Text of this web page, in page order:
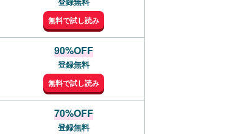
無料で試し読み
90%OFF
登録無料
無料で試し読み
70%OFF
登録無料